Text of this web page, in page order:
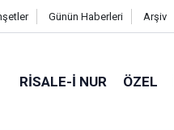
Günün Haberleri Arşiv
RISALE-I NUR ÖZEL